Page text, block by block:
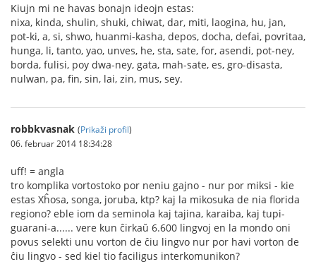
Kiujn mi ne havas bonajn ideojn estas:
nixa, kinda, shulin, shuki, chiwat, dar, miti, laogina, hu, jan,
pot-ki, a, si, shwo, huanmi-kasha, depos, docha, defai, povritaa,
hunga, li, tanto, yao, unves, he, sta, sate, for, asendi, pot-ney,
borda, fulisi, poy dwa-ney, gata, mah-sate, es, gro-disasta,
nulwan, pa, fin, sin, lai, zin, mus, sey.
robbkvasnak (Prikaži profil)
06. februar 2014 18:34:28
uff! = angla
tro komplika vortostoko por neniu gajno - nur por miksi - kie
estas Xĥosa, songa, joruba, ktp? kaj la mikosuka de nia florida
regiono? eble iom da seminola kaj tajina, karaiba, kaj tupi-
guarani-a...... vere kun ĉirkaŭ 6.600 lingvoj en la mondo oni
povus selekti unu vorton de ĉiu lingvo nur por havi vorton de
ĉiu lingvo - sed kiel tio faciligus interkomunikon?